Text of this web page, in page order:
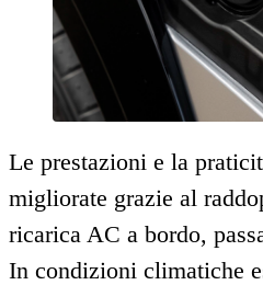
Le prestazioni e la
migliorate grazie al
ricarica AC a bordo,
In condizioni climatiche